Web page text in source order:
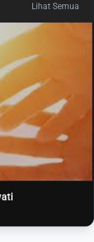
Lihat Semua